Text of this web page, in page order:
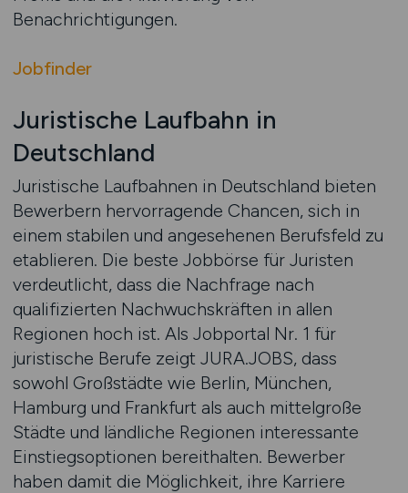
Benachrichtigungen.
Jobfinder
Juristische Laufbahn in
Deutschland
Juristische Laufbahnen in Deutschland bieten
Bewerbern hervorragende Chancen, sich in
einem stabilen und angesehenen Berufsfeld zu
etablieren. Die beste Jobbörse für Juristen
verdeutlicht, dass die Nachfrage nach
qualifizierten Nachwuchskräften in allen
Regionen hoch ist. Als Jobportal Nr. 1 für
juristische Berufe zeigt JURA.JOBS, dass
sowohl Großstädte wie Berlin, München,
Hamburg und Frankfurt als auch mittelgroße
Städte und ländliche Regionen interessante
Einstiegsoptionen bereithalten. Bewerber
haben damit die Möglichkeit, ihre Karriere